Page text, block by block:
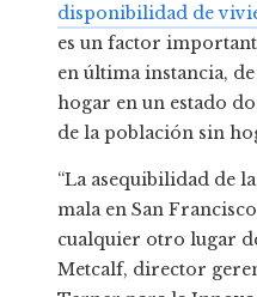
disponibilidad de
es un factor
en última instancia,
hogar en un estado
de la población sin
“La asequibilidad de
mala en San
cualquier otro lugar
Metcalf, director